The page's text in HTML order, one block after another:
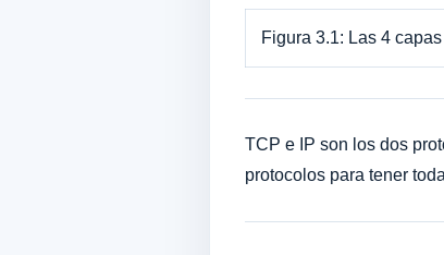
Figura 3.1: Las 4
TCP e IP son los dos
protocolos para tener